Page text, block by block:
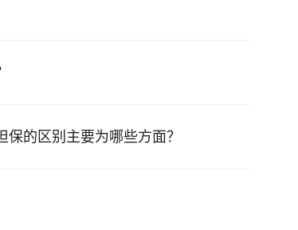
的区别主要为哪些方面？